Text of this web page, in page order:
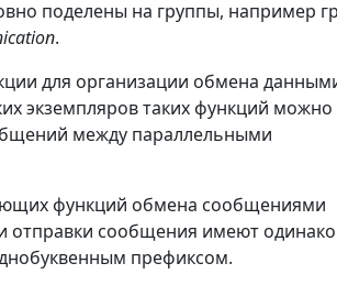
поделены на группы, например
.
для организации обмена
экземпляров таких функций можно
между параллельными
функций обмена сообщениями
отправки сообщения имеют
префиксом.